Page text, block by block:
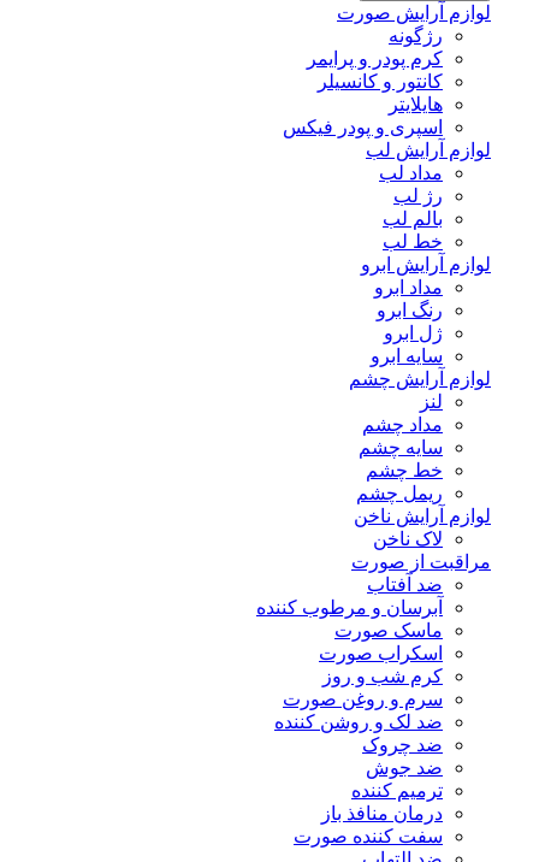
لوازم آرایش صورت
رژگونه
کرم پودر و پرایمر
کانتور و کانسیلر
هایلایتر
اسپری و پودر فیکس
لوازم آرایش لب
مداد لب
رژ لب
بالم لب
خط لب
لوازم آرایش ابرو
مداد ابرو
رنگ ابرو
ژل ابرو
سایه ابرو
لوازم آرایش چشم
لنز
مداد چشم
سایه چشم
خط چشم
ریمل چشم
لوازم آرایش ناخن
لاک ناخن
مراقبت از صورت
ضد آفتاب
آبرسان و مرطوب کننده
ماسک صورت
اسکراب صورت
کرم شب و روز
سرم و روغن صورت
ضد لک و روشن کننده
ضد چروک
ضد جوش
ترمیم کننده
درمان منافذ باز
سفت کننده صورت